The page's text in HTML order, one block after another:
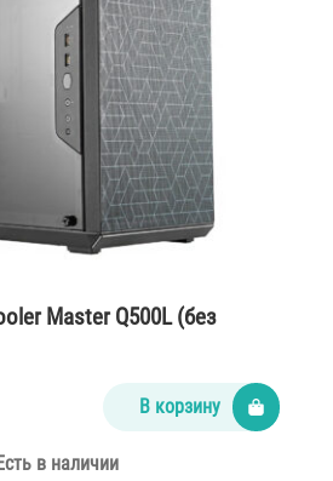
Master Q500L (без
В корзину
в наличии